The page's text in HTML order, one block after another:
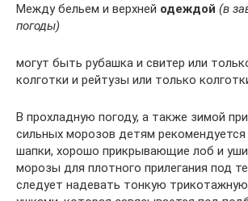
Между бельем и верхней одеждой (в
погоды)
могут быть рубашка и свитер или
колготки и рейтузы или только
В прохладную погоду, а также зимой
сильных морозов детям
шапки, хорошо прикрывающие лоб и
морозы для плотного прилегания под
следует надевать тонкую